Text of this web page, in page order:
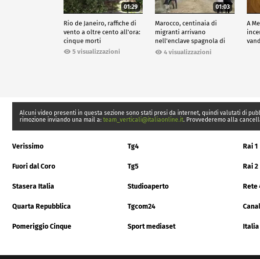
01:29
Rio de Janeiro, raffiche di
vento a oltre cento all'ora:
cinque morti
5 visualizzazioni
01:03
Marocco, centinaia di
migranti arrivano
nell'enclave spagnola di
Ceuta4 visualizzazioni
A
Alcuni video presenti in questa sezione sono stati presi da internet, quindi valutati di
rimozione inviando una mail a: team_verticali@italiaonline.it. Provvederemo alla
Verissimo Tg4 Rai 1
Fuori dal Coro Tg5 Rai 2
Stasera Italia Studioaperto Rete
Quarta Repubblica Tgcom24
Pomeriggio Cinque Sport mediaset Italia